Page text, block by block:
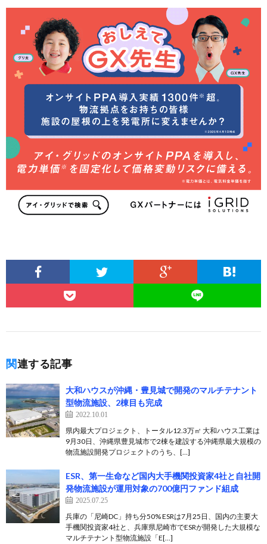
関連する記事
大和ハウスが沖縄・豊見城で開発のマルチテナント
型物流施設、2棟目も完成
2022.10.01
県内最大プロジェクト、トータル12.3万㎡ 大和ハウス工業は
9月30日、沖縄県豊見城市で2棟を建設する沖縄県最大規模の
物流施設開発プロジェクトのうち、[…]
ESR、第一生命など国内大手機関投資家4社と自社開
発物流施設が運用対象の700億円ファンド組成
2025.07.25
兵庫の「尼崎DC」持ち分50% ESRは7月25日、国内の主要大
手機関投資家4社と、兵庫県尼崎市でESRが開発した大規模な
マルチテナント型物流施設「E[…]